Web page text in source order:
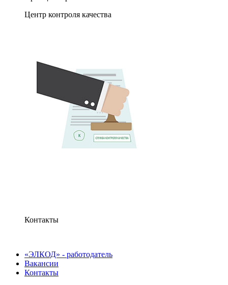
Центр контроля качества
Контакты
«ЭЛКОД» - работодатель
Вакансии
Контакты